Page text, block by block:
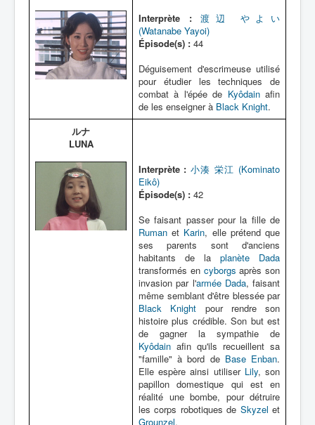
Interprète :
渡辺 やよい
(Watanabe Yayoi)
Épisode(s) : 44
Déguisement d'escrimeuse utilisé
pour étudier les techniques de
combat à l'épée de Kyôdainafin
de les enseigner à Black Knight.
ルナ
LUNA
Interprète : 小湊 栄江 (Kominato
Eikô)
Épisode(s) : 42
Se faisant passer pour la fille de
Ruman et Karin, elle prétend que
ses parents sont d'anciens
habitants de la planète Dada
transformés en cyborgs après son
invasion par l'armée Dada, faisant
même semblant d'être blessée par
Black Knight pour rendre son
histoire plus crédible. Son but est
de gagner la sympathie de
Kyôdain afin qu'ils recueillent sa
"famille" à bord de Base Enban.
Elle espère ainsi utiliser Lily, son
papillon domestique qui est en
réalité une bombe, pour détruire
les corps robotiques de Skyzel et
Grounzel.